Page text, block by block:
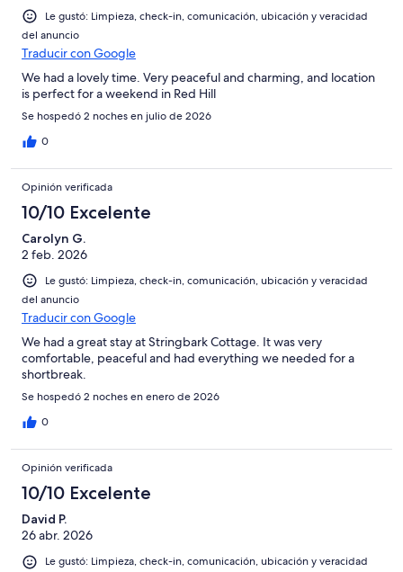
Le gustó: Limpieza, check-in, comunicación, ubicación y veracidad
del anuncio
Traducir con Google
We had a lovely time. Very peaceful and charming, and location
is perfect for a weekend in Red Hill
Se hospedó 2 noches en julio de 2026
0
Opinión verificada
10/10 Excelente
Carolyn G.
2 feb. 2026
Le gustó: Limpieza, check-in, comunicación, ubicación y veracidad
del anuncio
Traducir con Google
We had a great stay at Stringbark Cottage. It was very
comfortable, peaceful and had everything we needed for a
shortbreak.
Se hospedó 2 noches en enero de 2026
0
Opinión verificada
10/10 Excelente
David P.
26 abr. 2026
Le gustó: Limpieza, check-in, comunicación, ubicación y veracidad